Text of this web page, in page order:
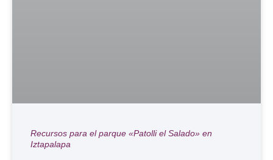
Recursos para el parque «Patolli el Salado» en
Iztapalapa